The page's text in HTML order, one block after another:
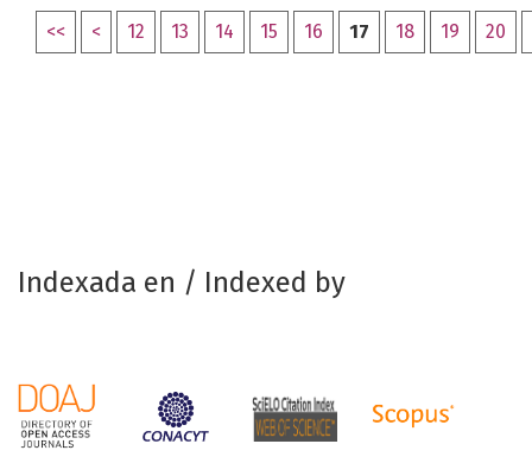
<< < 12 13 14 15 16 17 18 19 20
Indexada en / Indexed by